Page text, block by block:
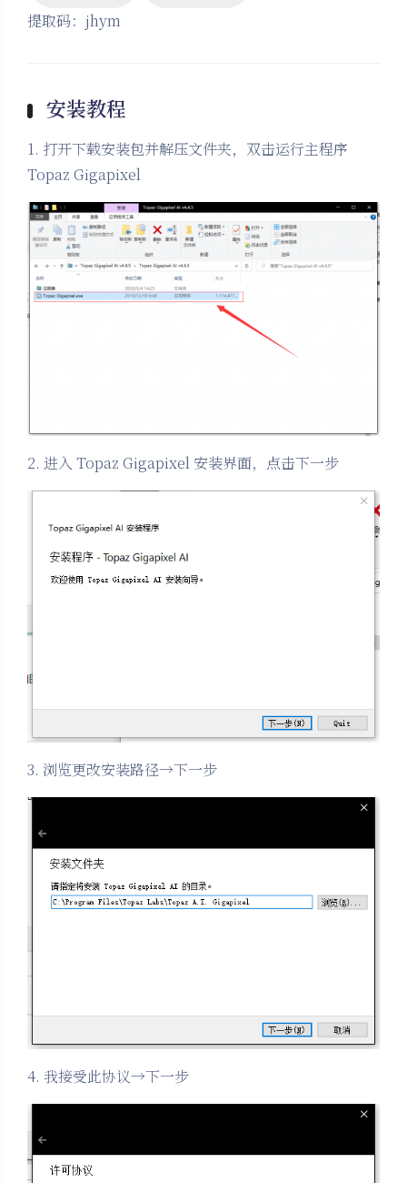
提取码：jhym
安装教程
1. 打开下载安装包并解压文件夹，双击运行主程序
Topaz Gigapixel
2. 进入 Topaz Gigapixel 安装界面，点击下一步
3. 浏览更改安装路径→下一步
4. 我接受此协议→下一步